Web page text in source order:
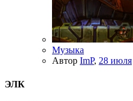
Музыка
Автор ImP, 28 июля
ЭЛК